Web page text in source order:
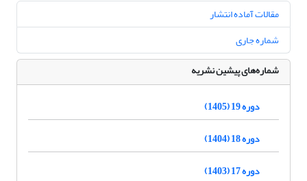
مقالات آماده انتشار
شماره جاری
شماره‌های پیشین نشریه
دوره 19 (1405)
دوره 18 (1404)
دوره 17 (1403)